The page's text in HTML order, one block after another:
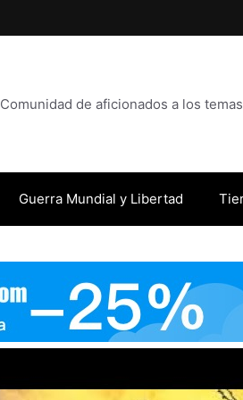
Comunidad de aficionados a los
Guerra Mundial y Libertad